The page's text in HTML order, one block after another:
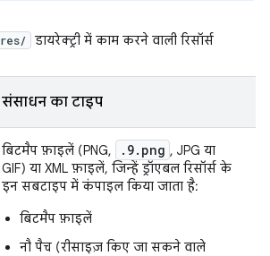
res/
डायरेक्ट्री में काम करने वाली रिसॉर्स
संसाधन का टाइप
बिटमैप फ़ाइलें (PNG, .9.png , JPG या
GIF) या XML फ़ाइलें, जिन्हें ड्रॉएबल रिसॉर्स के
इन सबटाइप में कंपाइल किया जाता है:
बिटमैप फ़ाइलें
नौ पैच (रीसाइज़ किए जा सकने वाले